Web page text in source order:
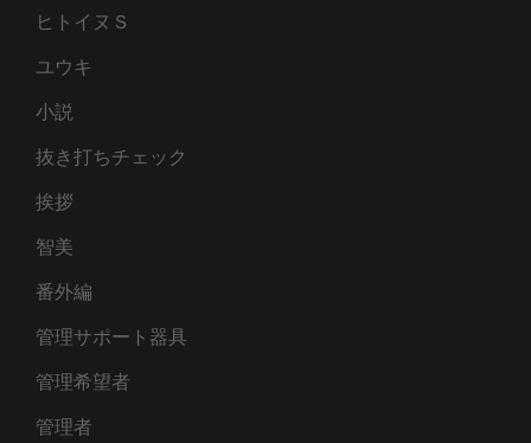
ヒトイヌＳ
ユウキ
小説
抜き打ちチェック
挨拶
智美
番外編
管理サポート器具
管理希望者
管理者